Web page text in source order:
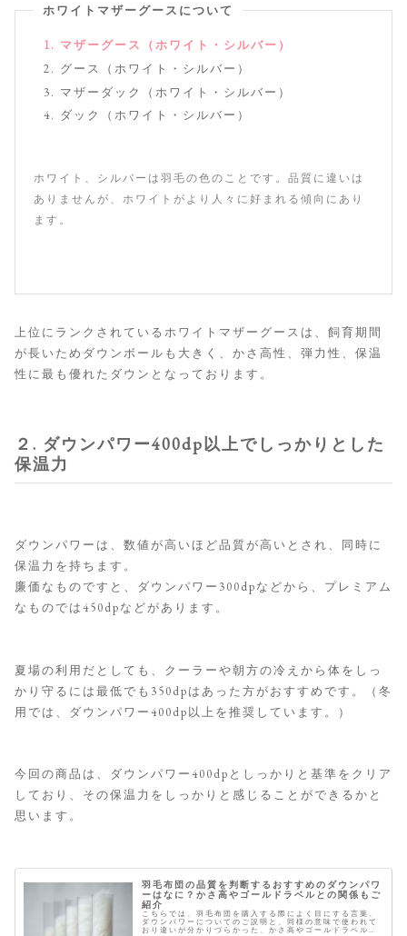
ホワイトマザーグースについて
マザーグース（ホワイト・シルバー）
グース（ホワイト・シルバー）
マザーダック（ホワイト・シルバー）
ダック（ホワイト・シルバー）
ホワイト、シルバーは羽毛の色のことです。品質に違いは
ありませんが、ホワイトがより人々に好まれる傾向にあり
ます。
上位にランクされているホワイトマザーグースは、飼育期間
が長いためダウンボールも大きく、かさ高性、弾力性、保温
性に最も優れたダウンとなっております。
２. ダウンパワー400dp以上でしっかりとした
保温力
ダウンパワーは、数値が高いほど品質が高いとされ、同時に
保温力を持ちます。
廉価なものですと、ダウンパワー300dpなどから、プレミアム
なものでは450dpなどがあります。
夏場の利用だとしても、クーラーや朝方の冷えから体をしっ
かり守るには最低でも350dpはあった方がおすすめです。（冬
用では、ダウンパワー400dp以上を推奨しています。）
今回の商品は、ダウンパワー400dpとしっかりと基準をクリア
しており、その保温力をしっかりと感じることができるかと
思います。
羽毛布団の品質を判断するおすすめのダウンパワ
ーはなに？かさ高やゴールドラベルとの関係もご
紹介
こちらでは、羽毛布団を購入する際によく目にする言葉、
ダウンパワーについてのご説明と、同様の意味で使われて
おり違いが分かりづらかった、かさ高やゴールドラベルと